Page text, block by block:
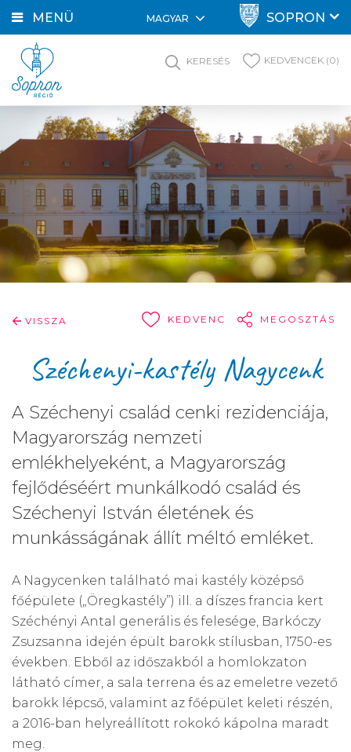
MENÜ MAGYAR SOPRON
KERESÉS KEDVENCEK (0)
VISSZA KEDVENC MEGOSZTÁS
Széchenyi-kastély Nagycenk
A Széchenyi család cenki rezidenciája,
Magyarország nemzeti
emlékhelyeként, a Magyarország
fejlődéséért munkálkodó család és
Széchenyi István életének és
munkásságának állít méltó emléket.
A Nagycenken található mai kastély középső
főépülete („Öregkastély”) ill. a díszes francia kert
Széchényi Antal generális és felesége, Barkóczy
Zsuzsanna idején épült barokk stílusban, 1750-es
években. Ebből az időszakból a homlokzaton
látható címer, a sala terrena és az emeletre vezető
barokk lépcső, valamint az főépület keleti részén,
a 2016-ban helyreállított rokokó kápolna maradt
meg.